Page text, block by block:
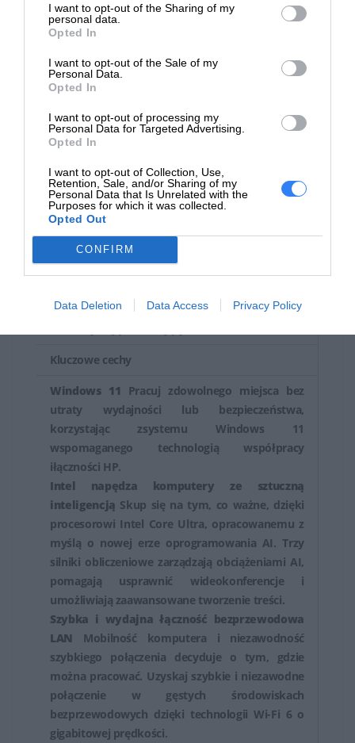
I want to opt-out of the Sharing of my
personal data.
Opted In
I want to opt-out of the Sale of my
Personal Data.
Opted In
I want to opt-out of processing my
Personal Data for Targeted Advertising.
Opted In
I want to opt-out of Collection, Use,
Retention, Sale, and/or Sharing of my
Personal Data that Is Unrelated with the
Purposes for which it was collected.
Opted Out
CONFIRM
Data Deletion Data Access Privacy Policy
Opis
bezpieczne i łatwe w obsłudze rozwiązania,
sprawdzające się przy wymagających procesach
urządzeń dla firm, które łatwo zabierzesz w
podróż. Komputer wspomagany sztuczną
inteligencją to idealne rozwiązanie dla każdego
pracownika. Bezpieczny i łatwy w zarządzaniu
komputer HP EliteBook 630 oferuje szeroki
funkcje współpracy, które umożliwiają łatwą
Kluczowe cechy
Windows 11 Pracuj zdowolnego miejsca bez
utraty wydajności lub bezpieczeństwa,
korzystając zsystemu Windows 11
wspomaganego technologią współpracy
iłączności HP.
Intel napędza komputery ze sztuczną
inteligencją Skup się na tym, co ważne, dzięki
procesorowi Intel Core Ultra, opracowanemu z
myślą o nowej erze oprogramowania AI. Trzy
silniki obliczeniowe zarządzają obciążeniami AI,
pomagają usprawnić wideokonferencje i
umożliwiają zaawansowane tworzenie treści.
Szybka i wydajna łączność bezprzewodowa
LAN
Mobilność komputera i niezawodność
szybkiego połączenia decyduje o tym, gdzie
można pracować. Uzyskaj szybkie i niezawodne
połączenie w gęstych środowiskach
bezprzewodowych dzięki technologii Wi-Fi 6 o
gigabitowej prędkości.